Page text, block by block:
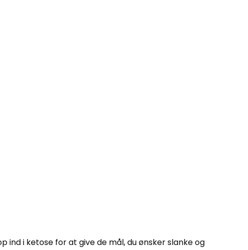
i ketose for at give de mål, du ønsker slanke og